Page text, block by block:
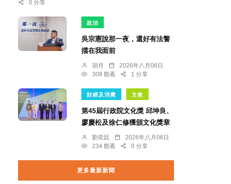
0 分享
政治
吳宗憲說那一夜，還好有法警
擋在我面前
胡月
2026年八月06日
308 觀看
1 分享
財經及消費 文教
第45屆行政院文化獎 邱坤良、
廖慶松及徐仁修獲頒文化獎章
劉奕廷
2026年八月06日
234 觀看
0 分享
更多最新新聞